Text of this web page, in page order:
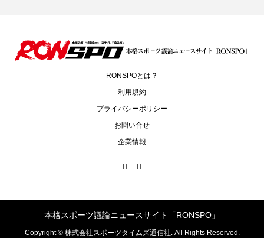
RONSPOとは？
利用規約
プライバシーポリシー
お問い合せ
企業情報
本格スポーツ議論ニュースサイト「RONSPO」
Copyright ©株式会社スポーツタイムズ通信社. All Rights Reserved.